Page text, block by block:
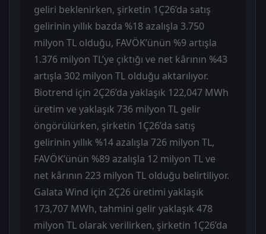
geliri beklenirken, şirketin 1Ç26’da satış
gelirinin yıllık bazda %18 azalışla 3.750
milyon TL olduğu, FAVÖK’ünün %9 artışla
1.376 milyon TL’ye çıktığı ve net kârının %43
artışla 302 milyon TL olduğu aktarılıyor.
Biotrend için 2Ç26’da yaklaşık 122,047 MWh
üretim ve yaklaşık 736 milyon TL gelir
öngörülürken, şirketin 1Ç26’da satış
gelirinin yıllık %14 azalışla 726 milyon TL,
FAVÖK’ünün %89 azalışla 12 milyon TL ve
net kârının 223 milyon TL olduğu belirtiliyor.
Galata Wind için 2Ç26 üretimi yaklaşık
173,707 MWh, tahmini gelir yaklaşık 478
milyon TL olarak verilirken, şirketin 1Ç26’da